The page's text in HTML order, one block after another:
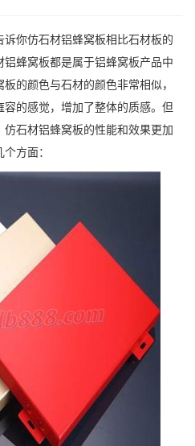
你仿石材铝蜂窝板相比石材板的
蜂窝板都是属于铝蜂窝板产品中
的颜色与石材的颜色非常相似，
的感觉，增加了整体的质感。但
石材铝蜂窝板的性能和效果更加
方面：